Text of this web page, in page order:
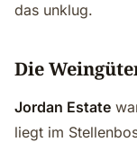
das unklug.
Die
Jordan Estate
liegt im